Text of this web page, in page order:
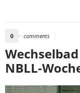
0 comments
NBLL-